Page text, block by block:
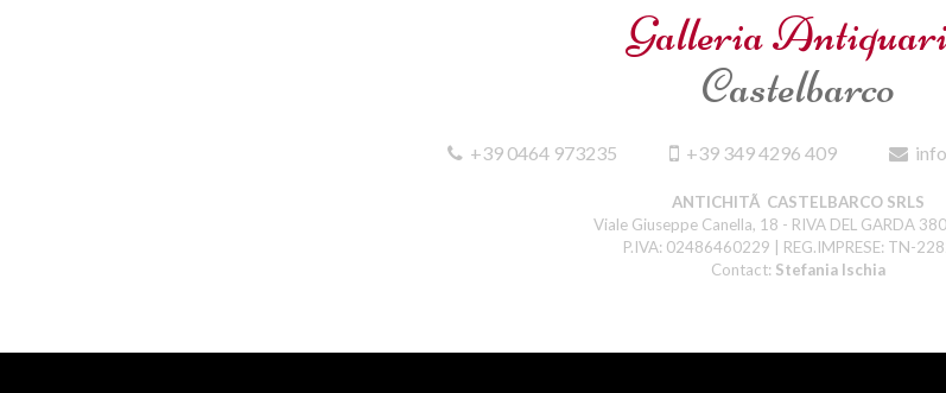
Galleria
Castelbarco
+39 0464 973235 +39 349 4296 409
ANTICHITÃ CASTELBARCO SRLS
Viale Giuseppe Canella, 18 - RIVA DEL GARDA
P.IVA: 02486460229 | REG.IMPRESE: TN-
Contact: Stefania Ischia